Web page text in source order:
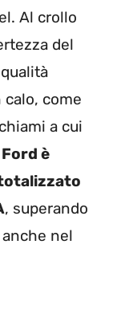
Al crollo
del
come
a cui
Ford è
, superando
nel